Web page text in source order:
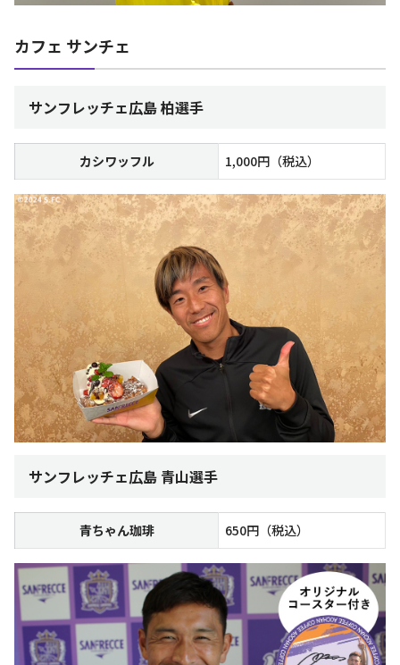
カフェ サンチェ
サンフレッチェ広島 柏選手
カシワッフル 1,000円（税込）
サンフレッチェ広島 青山選手
青ちゃん珈琲 650円（税込）